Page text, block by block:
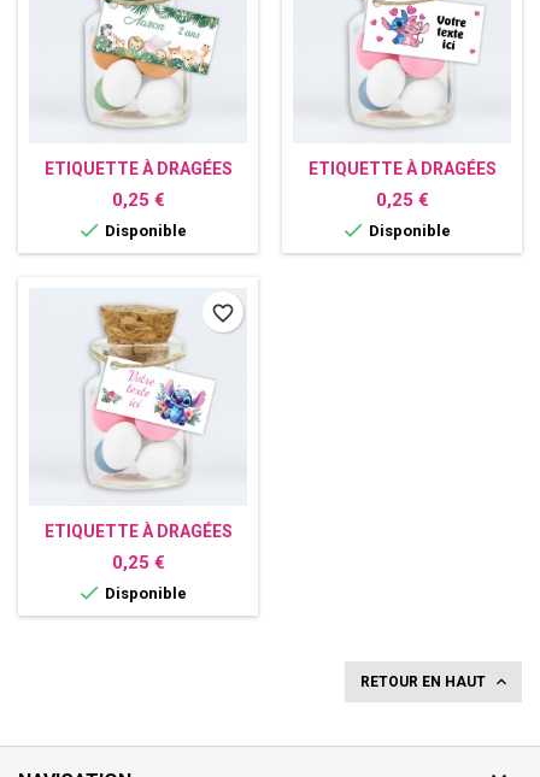
ETIQUETTE À DRAGÉES
PERSONNALISÉE SAFARI
Prix
0,25 €
 Disponible
ETIQUETTE À DRAGÉES
PERSONNALISÉE STITCH
Prix
0,25 €
 Disponible
ETIQUETTE À DRAGÉES
PERSONNALISÉE STITCH
Prix
0,25 €
 Disponible
favorite_border
RETOUR EN HAUT 